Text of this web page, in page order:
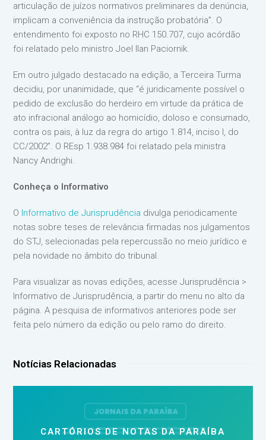
articulação de juízos normativos preliminares da denúncia,
implicam a conveniência da instrução probatória”. O
entendimento foi exposto no RHC 150.707, cujo acórdão
foi relatado pelo ministro Joel Ilan Paciornik.
Em outro julgado destacado na edição, a Terceira Turma
decidiu, por unanimidade, que “é juridicamente possível o
pedido de exclusão do herdeiro em virtude da prática de
ato infracional análogo ao homicídio, doloso e consumado,
contra os pais, à luz da regra do artigo 1.814, inciso I, do
CC/2002”. O REsp 1.938.984 foi relatado pela ministra
Nancy Andrighi.
Conheça o Informativo
O Informativo de Jurisprudência divulga periodicamente
notas sobre teses de relevância firmadas nos julgamentos
do STJ, selecionadas pela repercussão no meio jurídico e
pela novidade no âmbito do tribunal.
Para visualizar as novas edições, acesse Jurisprudência >
Informativo de Jurisprudência, a partir do menu no alto da
página. A pesquisa de informativos anteriores pode ser
feita pelo número da edição ou pelo ramo do direito.
Notícias Relacionadas
CARTÓRIOS DE NOTAS DA PARAÍBA